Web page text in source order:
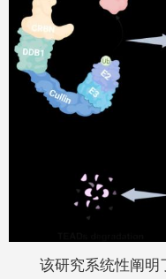
该研究系统性阐明